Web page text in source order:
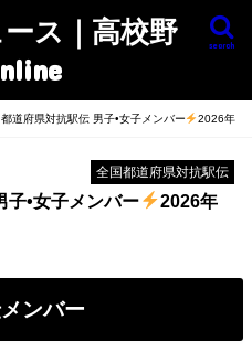
ス｜高校野
search
都道府県対抗駅伝 男子•女子メンバー 2026年
全国都道府県対抗駅伝
子•女子メンバー 2026年
ンバー